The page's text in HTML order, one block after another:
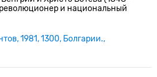
и национальный
1981 1300 Болгарии.